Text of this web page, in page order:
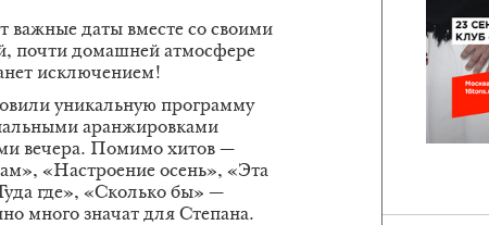
важные даты вместе со своими
почти домашней атмосфере
исключением!
уникальную программу
аранжировками
вечера. Помимо хитов —
«Настроение осень», «Эта
где», «Сколько бы» —
много значат для Степана.